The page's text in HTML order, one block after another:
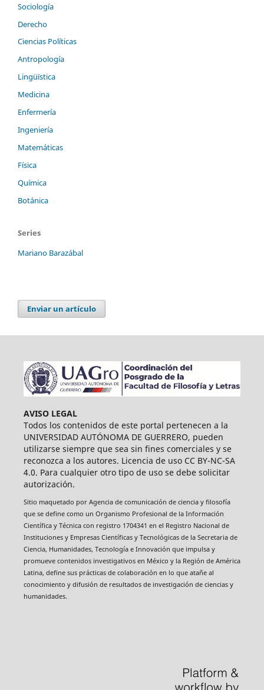
Sociología
Derecho
Ciencias Políticas
Antropología
Lingüïstica
Medicina
Enfermería
Ingeniería
Matemáticas
Física
Química
Botánica
Series
Mariano Barazábal
Enviar un artículo
AVISO LEGAL
Todos los contenidos de este portal pertenecen a la
UNIVERSIDAD AUTÓNOMA DE GUERRERO, pueden
utilizarse siempre que sea sin fines comerciales y se
reconozca a los autores. Licencia de uso CC BY-NC-SA
4.0. Para cualquier otro tipo de uso se debe solicitar
autorización.
Sitio maquetado por Agencia de comunicación de ciencia y filosofía
que se define como un Organismo Profesional de la Información
Científica y Técnica con registro 1704341 en el Registro Nacional de
Instituciones y Empresas Científicas y Tecnológicas de la Secretaria de
Ciencia, Humanidades, Tecnología e Innovación que impulsa y
promueve contenidos investigativos en México y la Región de América
Latina, define sus prácticas de colaboración en lo que atañe al
conocimiento y difusión de resultados de investigación de ciencias y
humanidades.